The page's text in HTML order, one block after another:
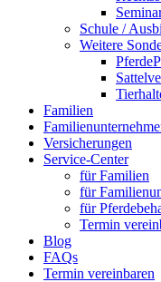
Schule /
Weitere
Familien
Versicherungen
Service-Center
für Familien
für
für
Termin
Blog
FAQs
Termin vereinbaren